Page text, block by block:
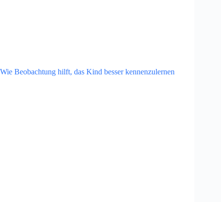
Wie Beobachtung hilft, das Kind besser kennenzulernen